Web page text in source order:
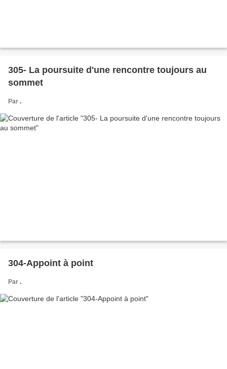
305- La poursuite d'une rencontre toujours au
sommet
Par .
304-Appoint à point
Par .